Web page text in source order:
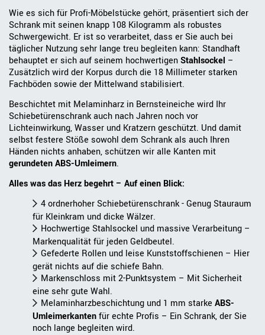
Wie es sich für Profi-Möbelstücke gehört, präsentiert sich der
Schrank mit seinen knapp 108 Kilogramm als robustes
Schwergewicht. Er ist so verarbeitet, dass er Sie auch bei
täglicher Nutzung sehr lange treu begleiten kann: Standhaft
behauptet er sich auf seinem hochwertigenStahlsockel –
Zusätzlich wird der Korpus durch die 18 Millimeter starken
Fachböden sowie der Mittelwand stabilisiert.
Beschichtet mit Melaminharz in Bernsteineiche wird Ihr
Schiebetürenschrank auch nach Jahren noch vor
Lichteinwirkung, Wasser und Kratzern geschützt. Und damit
selbst festere Stöße sowohl dem Schrank als auch Ihren
Händen nichts anhaben, schützen wir alle Kanten mit
gerundeten ABS-Umleimern.
Alles was das Herz begehrt – Auf einen Blick:
4 ordnerhoher Schiebetürenschrank - Genug Stauraum
für Kleinkram und dicke Wälzer.
Hochwertige Stahlsockel und massive Verarbeitung –
Markenqualität für jeden Geldbeutel.
Gefederte Rollen und leise Kunststoffschienen – Hier
gerät nichts auf die schiefe Bahn.
Markenschloss mit 2-Punktsystem – Mit Sicherheit
eine sehr gute Wahl.
Melaminharzbeschichtung und 1 mm starke ABS-
Umleimerkantenfür echte Profis – Ein Schrank, der Sie
noch lange begleiten wird.